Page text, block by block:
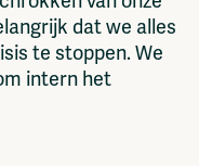
dat we alles
te stoppen. We
intern het